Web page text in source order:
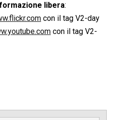
libera:
con il tag V2-day
con il tag V2-